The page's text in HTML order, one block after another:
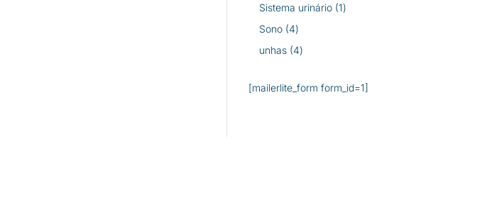
Sistema urinário 11
Sono 44
produtos
unhas 44
[mailerlite_form form_id=1]